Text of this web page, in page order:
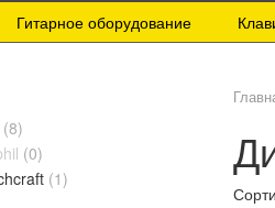
Гитарное оборудование
(8)
(0)
(1)